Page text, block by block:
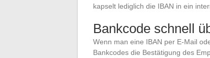
kapselt lediglich die IBAN in ein
Bankcode schnell
Wenn man eine IBAN per E-Mail
Bankcodes die Bestätigung des